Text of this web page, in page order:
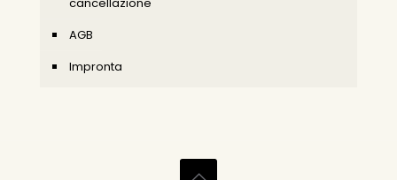
AGB
Impronta